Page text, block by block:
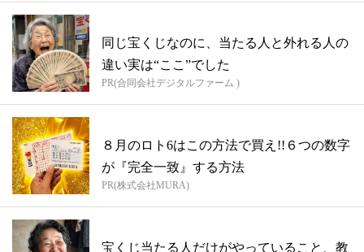
同じ宝くじなのに、当たる人と外れる人の
違い実は“ここ”でした
PR(合同会社デジタルファーム )
８月のロト6はこの方法で買え!!６つの数字
が『完全一致』する方法
PR(株式会社MURA)
宝くじ当たる人だけがやっていること、教